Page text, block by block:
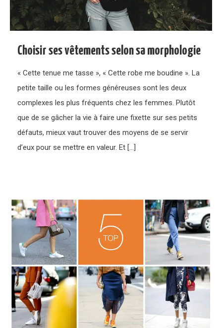
Choisir ses vêtements selon sa morphologie
« Cette tenue me tasse », « Cette robe me boudine ». La
petite taille ou les formes généreuses sont les deux
complexes les plus fréquents chez les femmes. Plutôt
que de se gâcher la vie à faire une fixette sur ses petits
défauts, mieux vaut trouver des moyens de se servir
d’eux pour se mettre en valeur. Et […]